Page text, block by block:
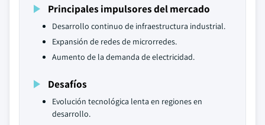
Principales impulsores del mercado
Desarrollo continuo de infraestructura industrial.
Expansión de redes de microrredes.
Aumento de la demanda de electricidad.
Desafíos
Evolución tecnológica lenta en regiones en
desarrollo.